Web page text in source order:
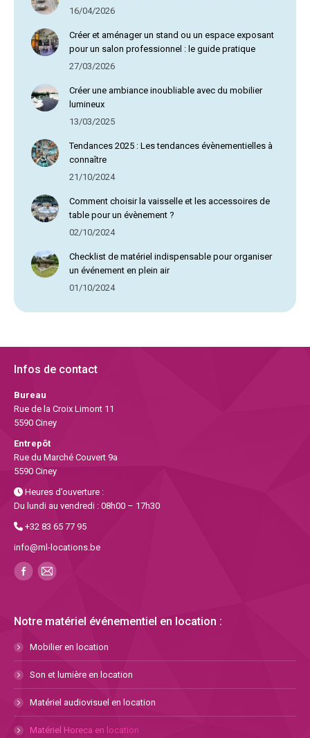
16/04/2026
Créer et aménager un stand ou un espace exposant
pour un salon professionnel : le guide pratique
27/03/2026
Créer une ambiance inoubliable avec du mobilier
lumineux
13/03/2025
Tendances 2025 : Les tendances évènementielles à
connaître
21/10/2024
Comment choisir la vaisselle et les accessoires de
table pour un évènement ?
02/10/2024
Checklist de matériel indispensable pour organiser
un événement en plein air
01/10/2024
Infos de contact
Bureau
Rue de la Croix Limont 11
5590 Ciney
Entrepôt
Rue du Marché Couvert 9a
5590 Ciney
Heures d’ouverture :
Du lundi au vendredi : 08h00 – 17h30
+32 83 65 77 95
info@ml-locations.be
Notre matériel événementiel en location :
Mobilier en location
Son et lumière en location
Matériel audiovisuel en location
Matériel Horeca en location